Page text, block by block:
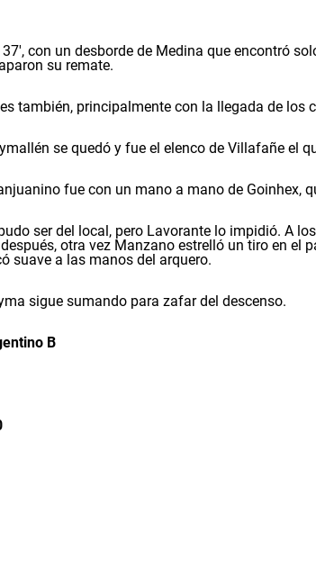
con un desborde de Medina que encontró
su remate.
también, principalmente con la llegada de los
se quedó y fue el elenco de Villafañe el
fue con un mano a mano de Goinhex,
ser del local, pero Lavorante lo impidió. A
otra vez Manzano estrelló un tiro en el
suave a las manos del arquero.
sigue sumando para zafar del descenso.
B